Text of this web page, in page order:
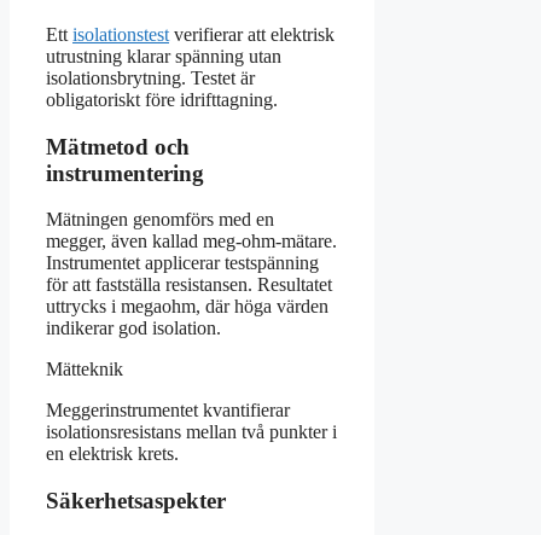
Ett isolationstest verifierar att elektrisk
utrustning klarar spänning utan
isolationsbrytning. Testet är
obligatoriskt före idrifttagning.
Mätmetod och
instrumentering
Mätningen genomförs med en
megger, även kallad meg-ohm-mätare.
Instrumentet applicerar testspänning
för att fastställa resistansen. Resultatet
uttrycks i megaohm, där höga värden
indikerar god isolation.
Mätteknik
Meggerinstrumentet kvantifierar
isolationsresistans mellan två punkter i
en elektrisk krets.
Säkerhetsaspekter